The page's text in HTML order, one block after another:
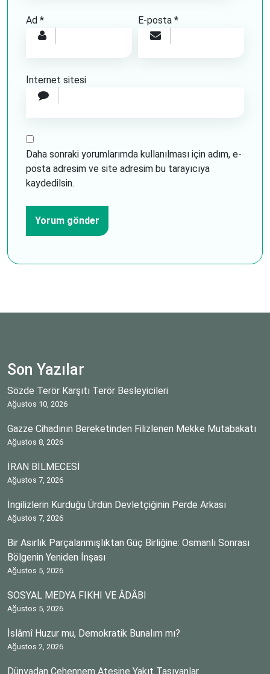
Ad * E-posta*
İnternet sitesi
Daha sonraki yorumlarımda kullanılması için adım, e-
posta adresim ve site adresim bu tarayıcıya
kaydedilsin.
Son Yazılar
Sözde Terör Karşıtı Terör Besleyicileri
Ağustos 10, 2026
Gazze Cihadının Bereketinden Filizlenen Mekke Mutabakatı
Ağustos 8, 2026
İRAN BİLMECESİ
Ağustos 7, 2026
İngilizlerin Kurduğu Ürdün Devletçiğinin Perde Arkası
Ağustos 7, 2026
Bir Asırlık Parçalanmışlıktan Güç Birliğine: Osmanlı Sonrası
Bölgenin Yeniden İnşası
Ağustos 5, 2026
SOSYAL MEDYA FIKHI VE ÂDÂBI
Ağustos 5, 2026
İslâmî Huzur mu, Demokratik Bunalım mı?
Ağustos 2, 2026
Dünyadan Cehennem Ateşine Yakıt Taşıyanlar